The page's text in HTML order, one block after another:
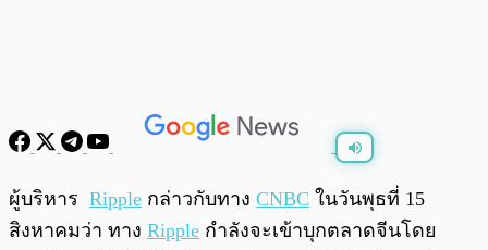
0:00/
ผู้บริหาร Ripple กล่าวกับทาง CNBC ในวันพุธที่ 15
สิงหาคมว่า ทาง Ripple กำลังจะเข้าบุกตลาดจีนโดย